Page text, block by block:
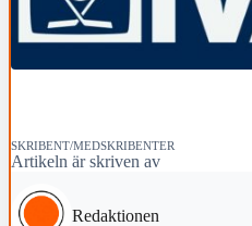
SKRIBENT/MEDSKRIBENTER
Artikeln är skriven av
Redaktionen